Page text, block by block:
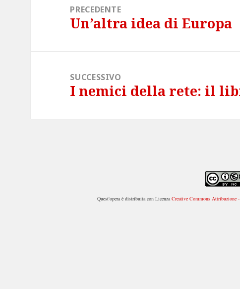
PRECEDENTE
Articolo
Un’altra idea di Europa
SUCCESSIVO
Articolo
I nemici della rete: il
Quest'opera è distribuita con LicenzaCreative Commons Attribuzione